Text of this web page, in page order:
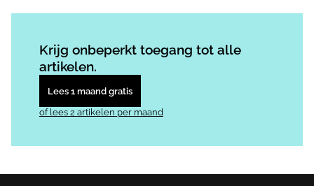
Krijg onbeperkt toegang tot alle
artikelen.
Lees 1 maand gratis
of lees 2 artikelen per maand